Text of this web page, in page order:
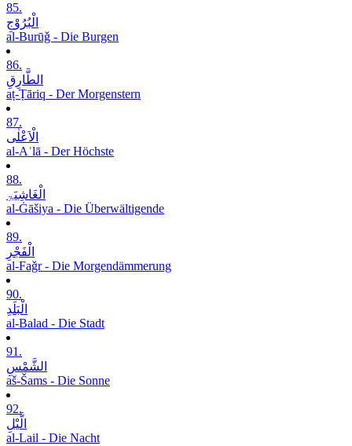
85.
الْبُرُوْجِ
al-Burūǧ - Die Burgen
86.
الطَّارِقِ
aṭ-Ṭāriq - Der Morgenstern
87.
الْاَعْلٰی
al-Aʿlā - Der Höchste
88.
الْغَاشِیَۃِ
al-Ġāšiya - Die Überwältigende
89.
الْفَجْرِ
al-Faǧr - Die Morgendämmerung
90.
الْبَلَدِ
al-Balad - Die Stadt
91.
الشَّمْسِ
aš-Šams - Die Sonne
92.
الَّیْلِ
al-Lail - Die Nacht